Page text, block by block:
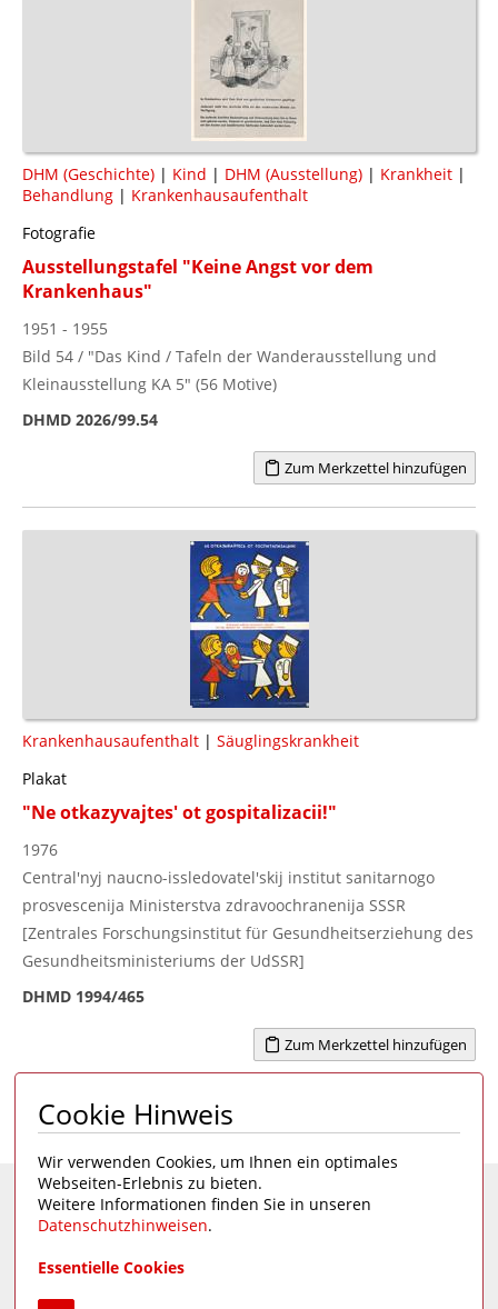
DHM (Geschichte) | Kind | DHM (Ausstellung) | Krankheit |
Behandlung | Krankenhausaufenthalt
Fotografie
Ausstellungstafel "Keine Angst vor dem
Krankenhaus"
1951 - 1955
Bild 54 / "Das Kind / Tafeln der Wanderausstellung und
Kleinausstellung KA 5" (56 Motive)
DHMD 2026/99.54
Zum Merkzettel hinzufügen
Krankenhausaufenthalt | Säuglingskrankheit
Plakat
"Ne otkazyvajtes' ot gospitalizacii!"
1976
Central'nyj naucno-issledovatel'skij institut sanitarnogo
prosvescenija Ministerstva zdravoochranenija SSSR
[Zentrales Forschungsinstitut für Gesundheitserziehung des
Gesundheitsministeriums der UdSSR]
DHMD 1994/465
Zum Merkzettel hinzufügen
Seite 1 von 1 1
Eine Seite desDeutschen Hygiene-Museums
Cookie Hinweis
Wir verwenden Cookies, um Ihnen ein optimales
Webseiten-Erlebnis zu bieten.
Weitere Informationen finden Sie in unseren
Datenschutzhinweisen.
Essentielle Cookies